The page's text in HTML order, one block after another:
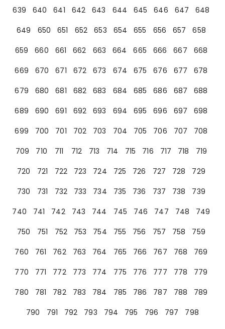
639
640 641 642 643 644 645 646 647
648
649
650 651 652 653 654 655 656 657
658
659
660 661 662 663 664 665 666 667
668
669
670 671 672 673 674 675 676 677
678
679
680 681 682 683 684 685 686 687
688
689
690 691 692 693 694 695 696 697
698
699
700 701 702 703 704 705 706 707
708
709
710 711 712 713 714 715 716 717 718
719
720
721 722 723 724 725 726 727 728
729
730
731 732 733 734 735 736 737 738
739
740
741 742 743 744 745 746 747 748
749
750
751 752 753 754 755 756 757 758
759
760
761 762 763 764 765 766 767 768
769
770
771 772 773 774 775 776 777 778
779
780
781 782 783 784 785 786 787 788
789
790
791 792 793 794 795 796 797 798